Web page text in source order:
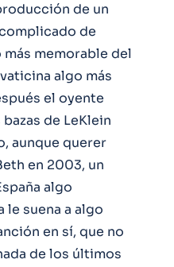
de un
de
memorable del
algo más
el oyente
de LeKlein
aunque querer
en 2003, un
algo
le suena a algo
en sí, que no
de los últimos